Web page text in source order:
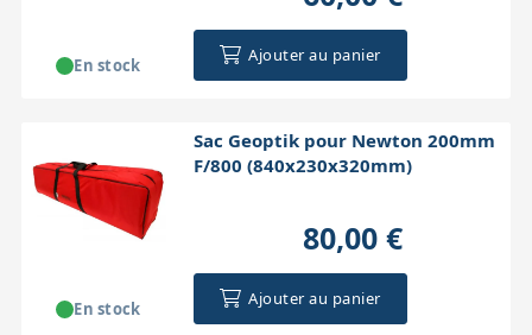
Ajouter au panier
En stock
Sac Geoptik pour Newton 200mm
F/800 (840x230x320mm)
80,00 €
Ajouter au panier
En stock